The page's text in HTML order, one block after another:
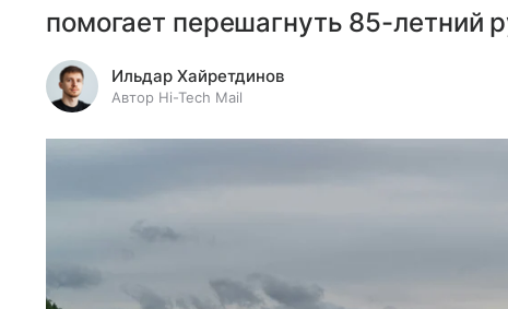
помогает перешагнуть 85-летний
Ильдар Хайретдинов
Автор Hi-Tech Mail